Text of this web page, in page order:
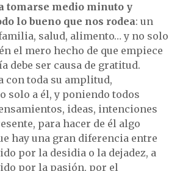
tomarse medio minuto y
lo bueno que nos rodea: un
salud, alimento… y no solo
el mero hecho de que empiece
debe ser causa de gratitud.
con toda su amplitud,
solo a él, y poniendo todos
ideas, intenciones
para hacer de él algo
hay una gran diferencia entre
por la desidia o la dejadez, a
por la pasión, por el